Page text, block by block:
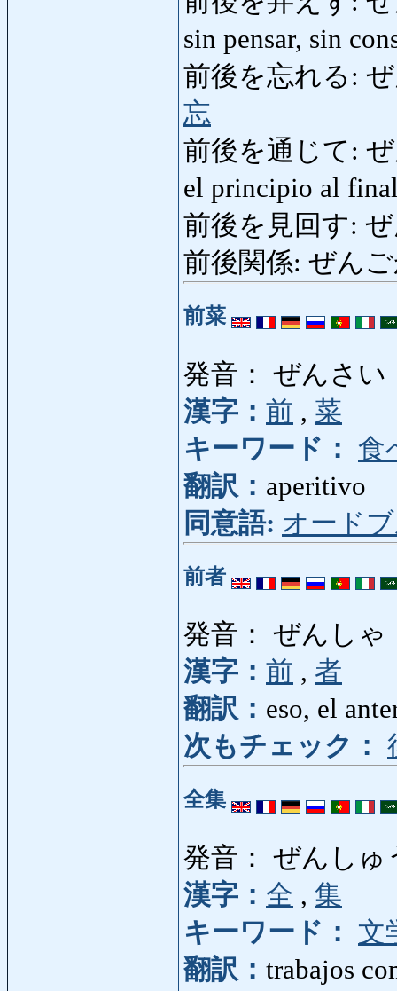
sin pensar, sin
前後を忘れる:
忘
前後を通じて:
el principio al
前後を見回す:
前後関係: ぜん
前菜
発音： ぜんさい
漢字： 前 , 菜
キーワード：
食
翻訳： aperitivo
同意語: オード
前者
発音： ぜんしゃ
漢字： 前 , 者
翻訳： eso, el
次もチェック：
全集
発音： ぜんしゅ
漢字： 全 , 集
キーワード：
文
翻訳： trabajos